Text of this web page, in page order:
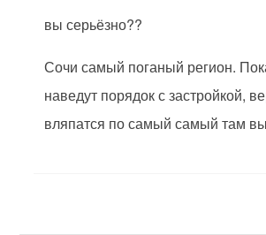
вы серьёзно??
Сочи самый поганый регион.
наведут порядок с застройкой,
вляпатся по самый самый там